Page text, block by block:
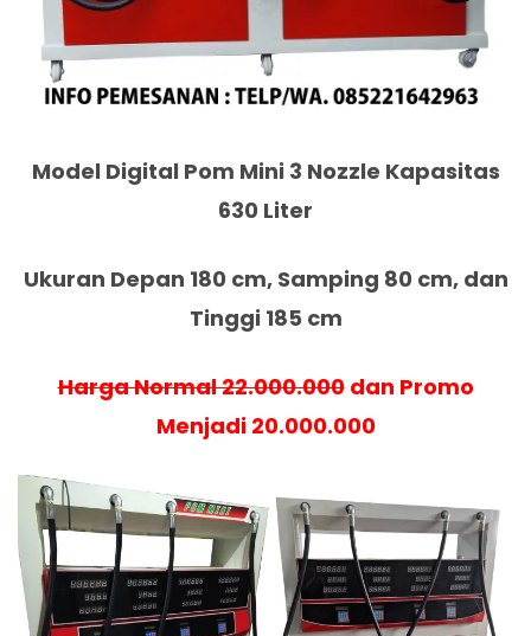
Model Digital Pom Mini 3 Nozzle Kapasitas
630 Liter
Ukuran Depan 180 cm, Samping 80 cm, dan
Tinggi 185 cm
Harga Normal 22.000.000dan Promo
Menjadi 20.000.000